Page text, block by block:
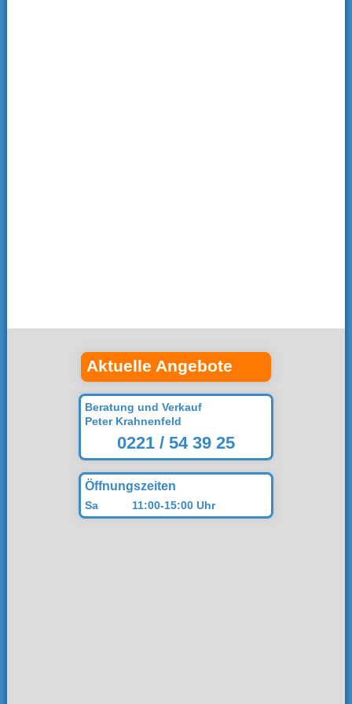
Aktuelle Angebote
Beratung und Verkauf
Peter Krahnenfeld
0221 / 54 39 25
Öffnungszeiten
Sa 11:00-15:00 Uhr